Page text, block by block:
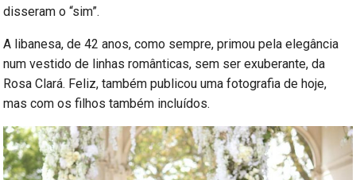
disseram o “sim”.
A libanesa, de 42 anos, como sempre, primou pela elegância
num vestido de linhas românticas, sem ser exuberante, da
Rosa Clará. Feliz, também publicou uma fotografia de hoje,
mas com os filhos também incluídos.